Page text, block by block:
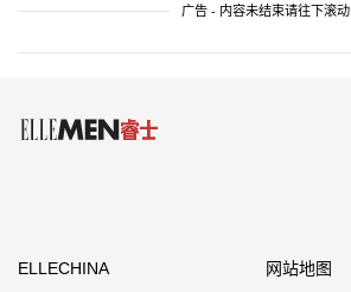
广告 - 内容未结束请往下滚动
ELLECHINA 网站地图